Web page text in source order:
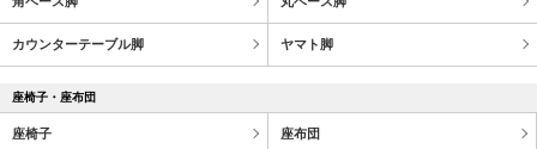
カウンターテーブル脚 ヤマト脚
座椅子・座布団
座椅子 座布団